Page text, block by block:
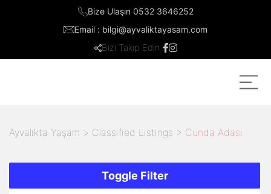
Bize Ulaşın 0532 3646252
Email : bilgi@ayvaliktayasam.com
Bizi Takip Edin:
Ayvalıkta Yaşam > Classified Listings > Cunda Adası
Toggle Filter